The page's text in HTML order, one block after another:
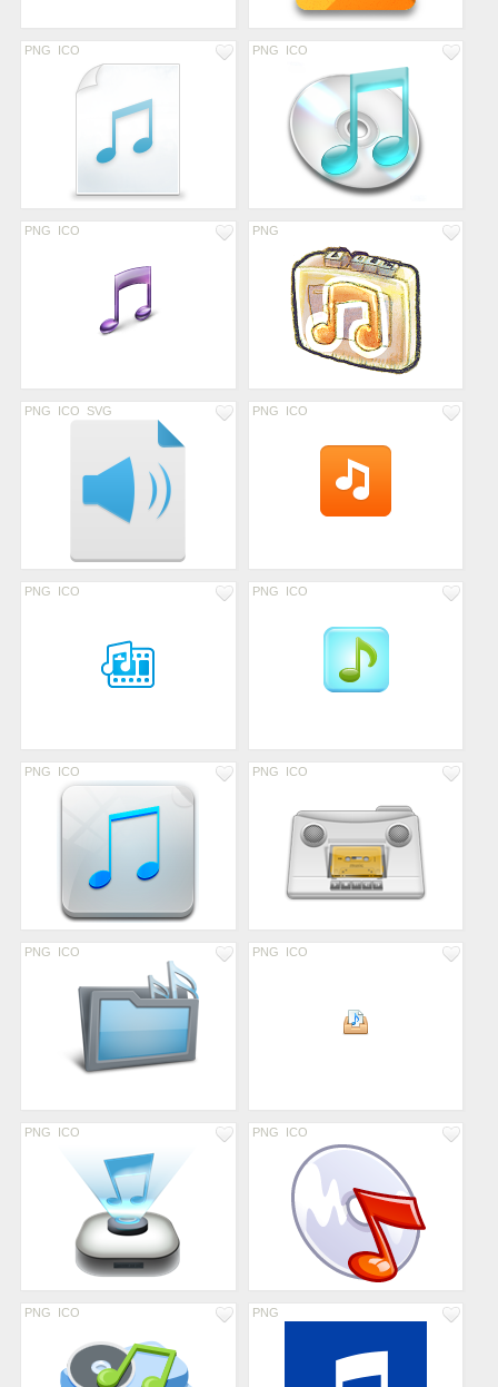
PNG ICO PNG ICO
PNG ICO PNG
PNG ICO SVG PNG ICO
PNG ICO PNG ICO
PNG ICO PNG ICO
PNG ICO PNG ICO
PNG ICO PNG ICO
PNG ICO PNG